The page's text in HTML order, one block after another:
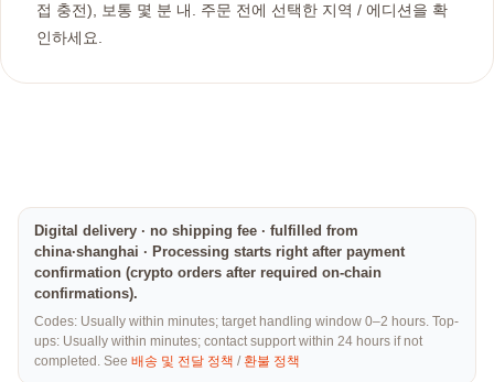
접 충전), 보통 몇 분 내. 주문 전에 선택한 지역 / 에디션을 확
인하세요.
Digital delivery · no shipping fee · fulfilled from
china·shanghai · Processing starts right after payment
confirmation (crypto orders after required on-chain
confirmations).
Codes: Usually within minutes; target handling window 0–2 hours. Top-
ups: Usually within minutes; contact support within 24 hours if not
completed. See 배송 및 전달 정책 / 환불 정책